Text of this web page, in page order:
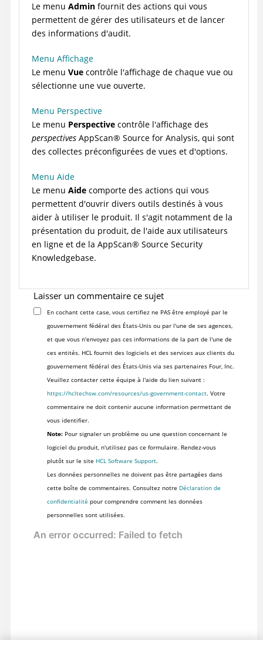
Le menu Admin fournit des actions qui vous
permettent de gérer des utilisateurs et de lancer
des informations d'audit.
Menu Affichage
Le menu Vue contrôle l'affichage de chaque vue ou
sélectionne une vue ouverte.
Menu Perspective
Le menu Perspective contrôle l'affichage des
perspectives AppScan® Source for Analysis, qui sont
des collectes préconfigurées de vues et d'options.
Menu Aide
Le menu Aide comporte des actions qui vous
permettent d'ouvrir divers outils destinés à vous
aider à utiliser le produit. Il s'agit notamment de la
présentation du produit, de l'aide aux utilisateurs
en ligne et de la AppScan® Source Security
Knowledgebase.
Laisser un commentaire ce sujet
En cochant cette case, vous certifiez ne PAS être employé par le
gouvernement fédéral des États-Unis ou par l'une de ses agences,
et que vous n'envoyez pas ces informations de la part de l'une de
ces entités. HCL fournit des logiciels et des services aux clients du
gouvernement fédéral des États-Unis via ses partenaires Four, Inc.
Veuillez contacter cette équipe à l'aide du lien suivant :
https://hcltechsw.com/resources/us-government-contact. Votre
commentaire ne doit contenir aucune information permettant de
vous identifier.
Note:Pour signaler un problème ou une question concernant le
logiciel du produit, n'utilisez pas ce formulaire. Rendez-vous
plutôt sur le site HCL Software Support.
Les données personnelles ne doivent pas être partagées dans
cette boîte de commentaires. Consultez notre Déclaration de
confidentialité pour comprendre comment les données
personnelles sont utilisées.